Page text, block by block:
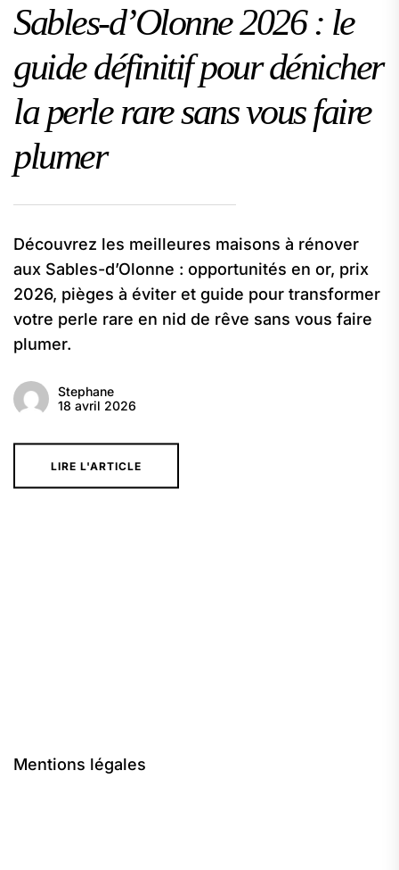
Sables-d’Olonne 2026 : le
guide définitif pour dénicher
la perle rare sans vous faire
plumer
Découvrez les meilleures maisons à rénover
aux Sables-d’Olonne : opportunités en or, prix
2026, pièges à éviter et guide pour transformer
votre perle rare en nid de rêve sans vous faire
plumer.
Stephane
18 avril 2026
LIRE L'ARTICLE
Mentions légales